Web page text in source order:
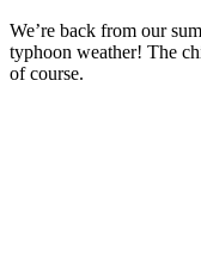
We’re back from our
typhoon weather! The
of course.